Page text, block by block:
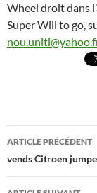
Wheel droit dans
Super Will to go,
Navigation
des
articles
ARTICLE PRÉCÉDENT
vends Citroen